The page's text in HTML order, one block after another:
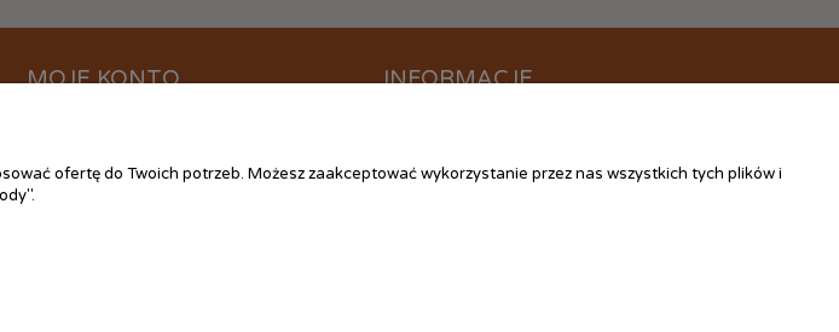
MOJE KONTO
Moje zamówienia
Przechowalnia
INFORMACJE
Kontakt
ofertę do Twoich potrzeb. Możesz zaakceptować wykorzystanie przez nas wszystkich tych plików i